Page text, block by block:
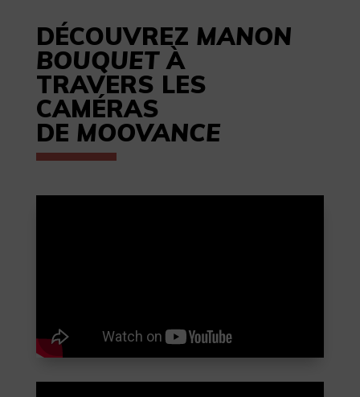
DÉCOUVREZ MANON
BOUQUETÀ
TRAVERS LES
CAMÉRAS
DE MOOVANCE